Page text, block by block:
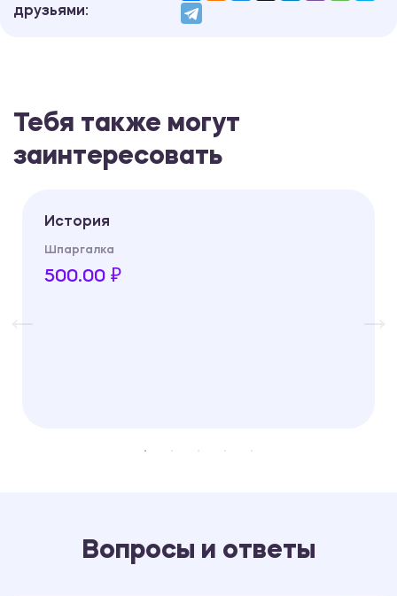
друзьями:
Тебя также могут
заинтересовать
История
Шпаргалка
500.00 ₽
Вопросы и ответы